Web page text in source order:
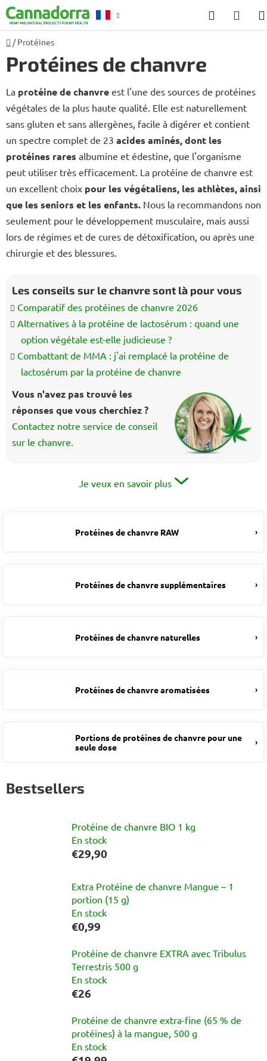
Aller
au
contenu
Accueil
/ Protéines
Protéines de chanvre
La protéine de chanvre est l'une des sources de protéines
végétales de la plus haute qualité. Elle est naturellement
sans gluten et sans allergènes, facile à digérer et contient
un spectre complet de 23 acides aminés, dont les
protéines rares albumine et édestine, que l'organisme
peut utiliser très efficacement. La protéine de chanvre est
un excellent choix pour les végétaliens, les athlètes, ainsi
que les seniors et les enfants. Nous la recommandons non
seulement pour le développement musculaire, mais aussi
lors de régimes et de cures de détoxification, ou après une
chirurgie et des blessures.
Les conseils sur le chanvre sont là pour vous
Comparatif des protéines de chanvre 2026
Alternatives à la protéine de lactosérum : quand une
option végétale est-elle judicieuse ?
Combattant de MMA : j'ai remplacé la protéine de
lactosérum par la protéine de chanvre
Vous n'avez pas trouvé les
réponses que vous cherchiez ?
Contactez notre service de conseil
sur le chanvre.
Je veux en savoir plus
Protéines de chanvre RAW
Protéines de chanvre supplémentaires
Protéines de chanvre naturelles
Protéines de chanvre aromatisées
Portions de protéines de chanvre pour une
seule dose
Bestsellers
Protéine de chanvre BIO 1 kg
En stock
€29,90
Extra Protéine de chanvre Mangue – 1
portion (15 g)
En stock
€0,99
Protéine de chanvre EXTRA avec Tribulus
Terrestris 500 g
En stock
€26
Protéine de chanvre extra-fine (65 % de
protéines) à la mangue, 500 g
En stock